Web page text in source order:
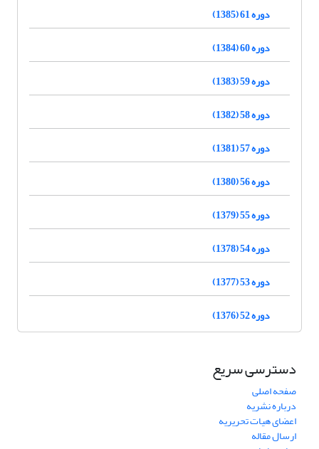
دوره 61 (1385)
دوره 60 (1384)
دوره 59 (1383)
دوره 58 (1382)
دوره 57 (1381)
دوره 56 (1380)
دوره 55 (1379)
دوره 54 (1378)
دوره 53 (1377)
دوره 52 (1376)
دسترسی سریع
صفحه اصلی
درباره نشریه
اعضای هیات تحریریه
ارسال مقاله